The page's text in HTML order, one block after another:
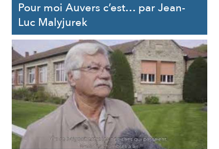
Pour moi Auvers c’est… par Jean-
Luc Malyjurek